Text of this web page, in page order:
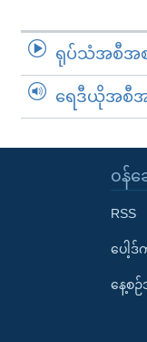
ရုပ်သံအစီအစ
ရေဒီယိုအစီအ
၀န်ဆ
RSS
ပေါ့
နေ့စ